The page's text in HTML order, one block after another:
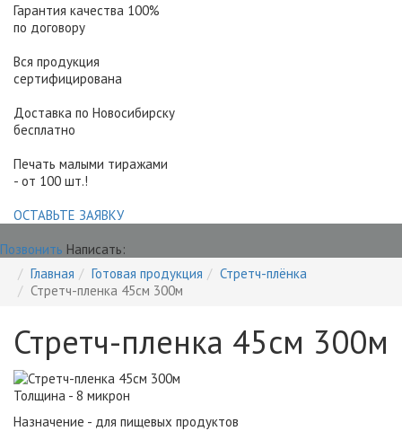
Гарантия качества 100%
по договору
Вся продукция
сертифицирована
Доставка по Новосибирску
бесплатно
Печать малыми тиражами
- от 100 шт.!
ОСТАВЬТЕ ЗАЯВКУ
Позвонить Написать:
Главная
Готовая продукция
Стретч-плёнка
Стретч-пленка 45см 300м
Стретч-пленка 45см 300м
Толщина - 8 микрон
Назначение - для пищевых продуктов